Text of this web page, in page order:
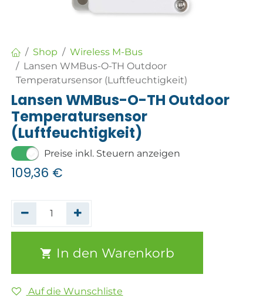
Shop
Wireless M-Bus
Lansen WMBus-O-TH Outdoor
Temperatursensor (Luftfeuchtigkeit)
Lansen WMBus-O-TH Outdoor
Temperatursensor
(Luftfeuchtigkeit)
Preise inkl. Steuern anzeigen
109,36 €
In den Warenkorb
Auf die Wunschliste